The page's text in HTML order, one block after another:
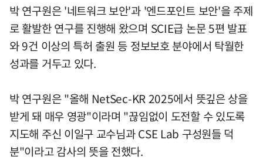
박 연구원은 '네트워크 보안'과 '엔드포인트 보안'을 주제
로 활발한 연구를 진행해 왔으며 SCIE급 논문 5편 발표
와 9건 이상의 특허 출원 등 정보보호 분야에서 탁월한
성과를 거두고 있다.
박 연구원은 "올해 NetSec-KR 2025에서 뜻깊은 상을
받게 돼 매우 영광"이라며 "끊임없이 도전할 수 있도록
지도해 주신 이일구 교수님과 CSE Lab 구성원들 덕
분"이라고 감사의 뜻을 전했다.